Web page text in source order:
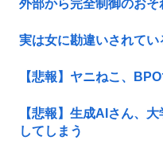
外部から完全制御のおそ
実は女に勘違いされて
【悲報】ヤニねこ、
【悲報】生成AIさん、
してしまう